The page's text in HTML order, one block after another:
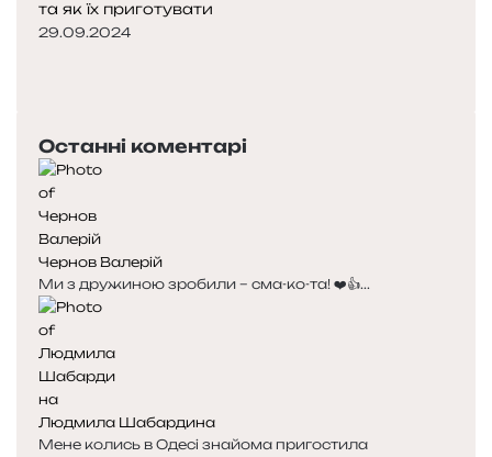
та як їх приготувати
29.09.2024
Останні коментарі
Чернов Валерій
Ми з дружиною зробили – сма-ко-та! ❤️👍...
Людмила Шабардина
Мене колись в Одесі знайома пригостила